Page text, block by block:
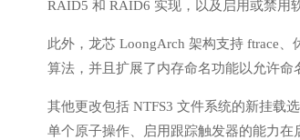
RAID5 和 RAID6 实现，以及启用或禁用
此外，龙芯 LoongArch 架构支持 ftrace
算法，并且扩展了内存命名功能以允许命
其他更改包括 NTFS3 文件系统的新挂载
单个原子操作、启用跟踪触发器的能力在